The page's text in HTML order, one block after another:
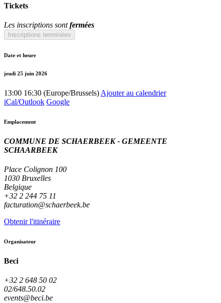
Tickets
Les inscriptions sontfermées
Inscriptions terminées
Date et heure
jeudi 25 juin 2026
13:00 16:30 (Europe/Brussels) Ajouter au calendrier
iCal/Outlook Google
Emplacement
COMMUNE DE SCHAERBEEK - GEMEENTE
SCHAARBEEK
Place Colignon 100
1030 Bruxelles
Belgique
+32 2 244 75 11
facturation@schaerbeek.be
Obtenir l'itinéraire
Organisateur
Beci
+32 2 648 50 02
02/648.50.02
events@beci.be